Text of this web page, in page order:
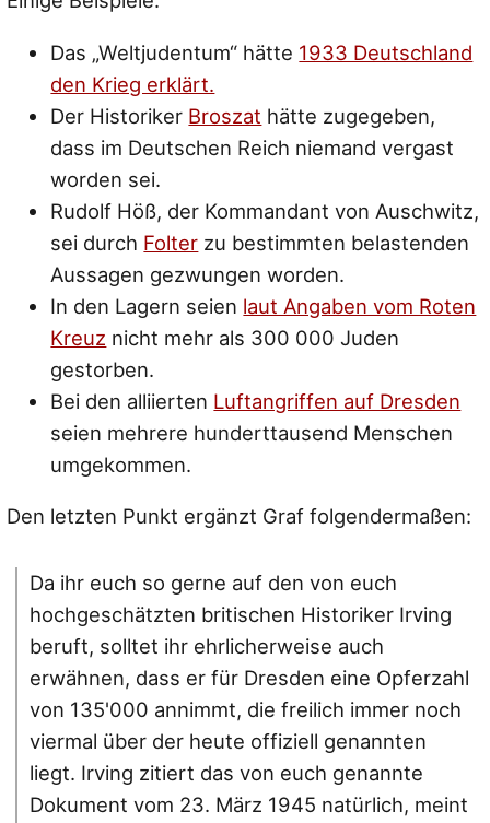
Das „Weltjudentum“ hätte 1933 Deutschland
den Krieg erklärt.
Der Historiker Broszat hätte zugegeben,
dass im Deutschen Reich niemand vergast
worden sei.
Rudolf Höß, der Kommandant von Auschwitz,
sei durch Folter zu bestimmten belastenden
Aussagen gezwungen worden.
In den Lagern seien laut Angaben vom Roten
Kreuz nicht mehr als 300 000 Juden
gestorben.
Bei den alliierten Luftangriffen auf Dresden
seien mehrere hunderttausend Menschen
umgekommen.
Den letzten Punkt ergänzt Graf folgendermaßen:
Da ihr euch so gerne auf den von euch
hochgeschätzten britischen Historiker Irving
beruft, solltet ihr ehrlicherweise auch
erwähnen, dass er für Dresden eine Opferzahl
von 135'000 annimmt, die freilich immer noch
viermal über der heute offiziell genannten
liegt. Irving zitiert das von euch genannte
Dokument vom 23. März 1945 natürlich, meint